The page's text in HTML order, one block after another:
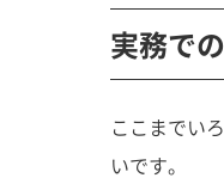
実務で
ここまでい
いです。